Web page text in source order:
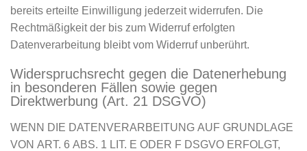
bereits erteilte Einwilligung jederzeit widerrufen. Die
Rechtmäßigkeit der bis zum Widerruf erfolgten
Datenverarbeitung bleibt vom Widerruf unberührt.
Widerspruchsrecht gegen die Datenerhebung
in besonderen Fällen sowie gegen
Direktwerbung (Art. 21 DSGVO)
WENN DIE DATENVERARBEITUNG AUF GRUNDLAGE
VON ART. 6 ABS. 1 LIT. E ODER F DSGVO ERFOLGT,